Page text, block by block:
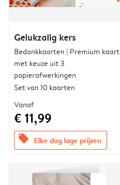
Gelukzalig kers
Bedankkaarten | Premium kaart
met keuze uit 3
papierafwerkingen
Set van 10 kaarten
Vanaf
€ 11,99
offers Elke dag lage prijzen